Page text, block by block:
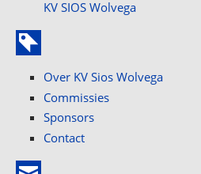
KV SIOS Wolvega
Over KV Sios Wolvega
Commissies
Sponsors
Contact